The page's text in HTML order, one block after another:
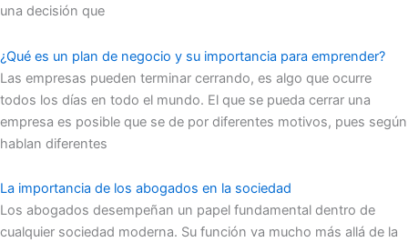
una decisión que
¿Qué es un plan de negocio y su importancia para emprender?
Las empresas pueden terminar cerrando, es algo que ocurre
todos los días en todo el mundo. El que se pueda cerrar una
empresa es posible que se de por diferentes motivos, pues según
hablan diferentes
La importancia de los abogados en la sociedad
Los abogados desempeñan un papel fundamental dentro de
cualquier sociedad moderna. Su función va mucho más allá de la